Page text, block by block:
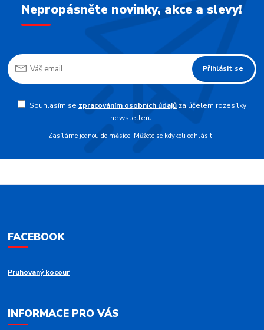
Nepropásněte novinky, akce a slevy!
Přihlásit se
Souhlasím se zpracováním osobních údajůza účelem rozesílky
newsletteru.
Zasíláme jednou do měsíce. Můžete se kdykoli odhlásit.
FACEBOOK
Pruhovaný kocour
INFORMACE PRO VÁS